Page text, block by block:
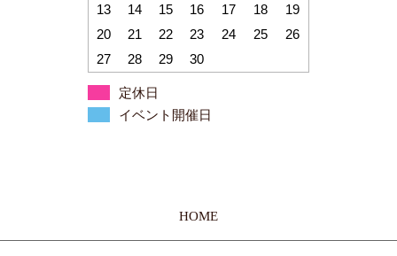
13
14 15 16 17 18
19
20
21 22 23 24 25
26
27
28 29 30
定休日
イベント開催日
HOME